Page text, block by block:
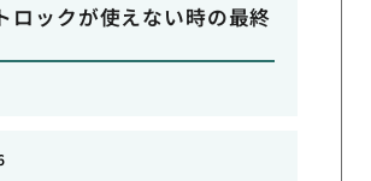
ロックが使えない時の最終